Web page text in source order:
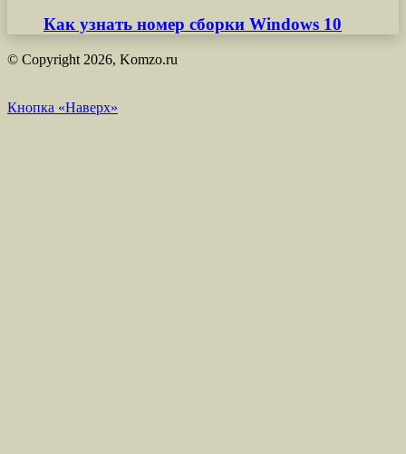
Как узнать номер сборки Windows 10
© Copyright 2026, Komzo.ru
Кнопка «Наверх»